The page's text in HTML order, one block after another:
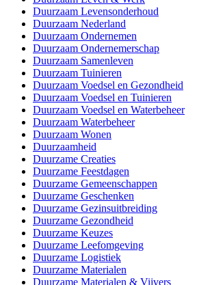
Duurzaam Levensonderhoud
Duurzaam Nederland
Duurzaam Ondernemen
Duurzaam Ondernemerschap
Duurzaam Samenleven
Duurzaam Tuinieren
Duurzaam Voedsel en Gezondheid
Duurzaam Voedsel en Tuinieren
Duurzaam Voedsel en Waterbeheer
Duurzaam Waterbeheer
Duurzaam Wonen
Duurzaamheid
Duurzame Creaties
Duurzame Feestdagen
Duurzame Gemeenschappen
Duurzame Geschenken
Duurzame Gezinsuitbreiding
Duurzame Gezondheid
Duurzame Keuzes
Duurzame Leefomgeving
Duurzame Logistiek
Duurzame Materialen
Duurzame Materialen & Vijvers